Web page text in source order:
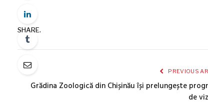
SHARE.
PREVIOUS
Grădina Zoologică din Chișinău își prelungește
de